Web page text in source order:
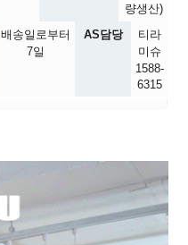
량생산)
배송일로부터
7일
AS담당
티라
미슈
1588-
6315